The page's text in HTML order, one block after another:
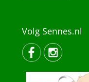
Volg Sennes.nl